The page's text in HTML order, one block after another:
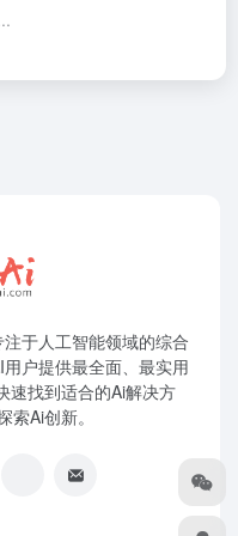
于人工智能领域的综合
户提供最全面、最实用
速找到适合的Ai解决方
索Ai创新。